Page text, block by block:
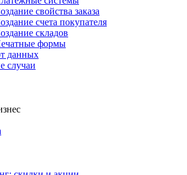
свойства заказа
счета покупателя
складов
формы
данных
случаи